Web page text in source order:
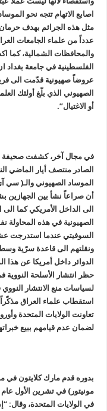
اصابع الاتهام تتجه نحو
مثل هذه الجرائم بهدف
عدداً من علماء الجامعات
والمحافظات الشمالية، كما
الفلسطينية في جامعة بغداد
عروضاً صهيونية قدّمت الى
الصهيوني الذي بلّغ أولئك
أو الاغتيال”.
في مجال آخر، كشفت صحيفة
الصادر منتصف أيار الماضي
الموساد الصهيوني والـ( سي
أن صراعاً نشأ بين الجهازين
الى الداخل الأمريكي كما
الصهيونية في هذه المحاولة
السوفيتي عندما استدرجت
ونقلتهم الى قاعدة سرّية
الدوائر داخل أمريكا عن هذا
حظر انتشار الأسلحة
لسياسات منع الانتشار
استقطاب علماء العراق
تعاونت الولايات المتحدة
لضمان عدم قيامهم ببيع
بدوره قدم مارك كلايتون
في الولايات المتحدة، وقال: